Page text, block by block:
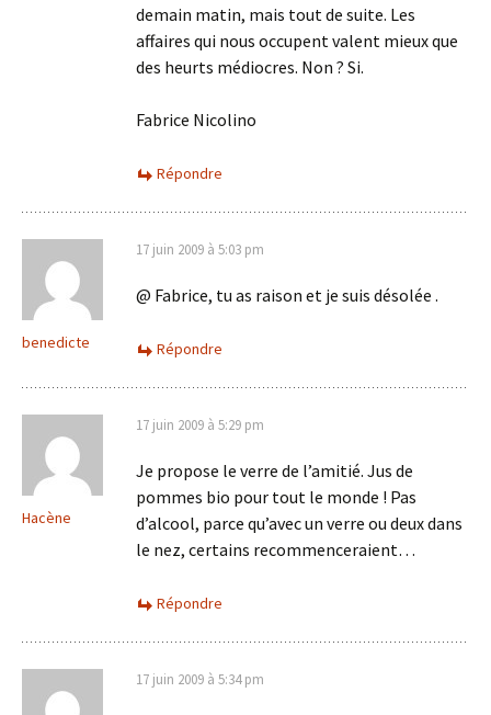
demain matin, mais tout de suite. Les
affaires qui nous occupent valent mieux que
des heurts médiocres. Non ? Si.
Fabrice Nicolino
Répondre
benedicte
17 juin 2009 à 5:03 pm
@ Fabrice, tu as raison et je suis désolée .
Répondre
Hacène
17 juin 2009 à 5:29 pm
Je propose le verre de l’amitié. Jus de
pommes bio pour tout le monde ! Pas
d’alcool, parce qu’avec un verre ou deux dans
le nez, certains recommenceraient…
Répondre
17 juin 2009 à 5:34 pm